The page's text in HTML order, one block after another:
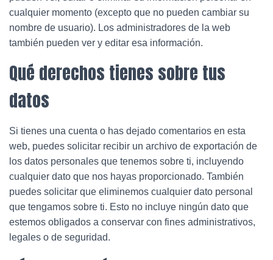
cualquier momento (excepto que no pueden cambiar su
nombre de usuario). Los administradores de la web
también pueden ver y editar esa información.
Qué derechos tienes sobre tus
datos
Si tienes una cuenta o has dejado comentarios en esta
web, puedes solicitar recibir un archivo de exportación de
los datos personales que tenemos sobre ti, incluyendo
cualquier dato que nos hayas proporcionado. También
puedes solicitar que eliminemos cualquier dato personal
que tengamos sobre ti. Esto no incluye ningún dato que
estemos obligados a conservar con fines administrativos,
legales o de seguridad.